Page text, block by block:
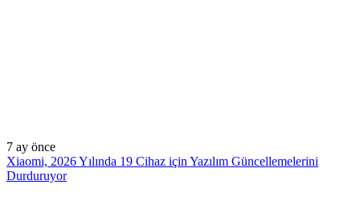
7 ay önce
Xiaomi, 2026 Yılında 19 Cihaz için Yazılım Güncellemelerini
Durduruyor